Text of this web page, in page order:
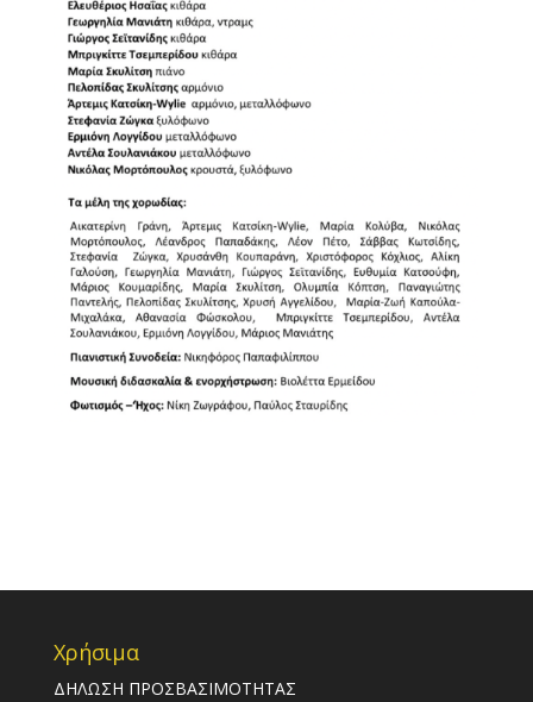
Χρήσιμα
ΔΗΛΩΣΗ ΠΡΟΣΒΑΣΙΜΟΤΗΤΑΣ